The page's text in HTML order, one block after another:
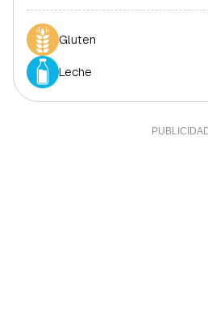
Gluten
Leche